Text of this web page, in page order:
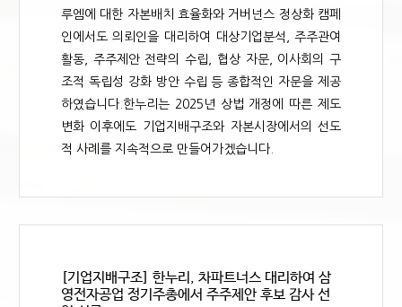
루엠에 대한 자본배치 효율화와 거버넌스 정상화 캠페
인에서도 의뢰인을 대리하여 대상기업분석, 주주관여
활동, 주주제안 전략의 수립, 협상 자문, 이사회의 구
조적 독립성 강화 방안 수립 등 종합적인 자문을 제공
하였습니다.한누리는 2025년 상법 개정에 따른 제도
변화 이후에도 기업지배구조와 자본시장에서의 선도
적 사례를 지속적으로 만들어가겠습니다.
[기업지배구조] 한누리, 차파트너스 대리하여 삼
영전자공업 정기주총에서 주주제안 후보 감사 선